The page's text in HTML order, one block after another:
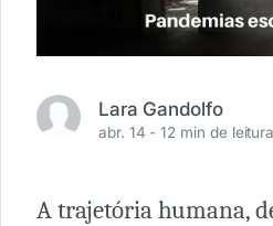
Lara Gandolfo
abr. 14 -12 min de leitura
A trajetória humana,